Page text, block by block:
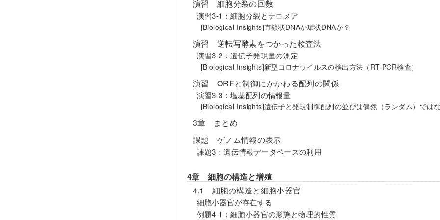
演習 細胞分裂の回数
演習3-1：細胞分裂とテロメア
[Biological Insights]直鎖状DNAか環状DNAか？
演習 逆転写酵素をつかった検査法
演習3-2：遺伝子発現量の測定
[Biological Insights]新型コロナウイルスの検出方法（RT-PCR検査）
演習 ORFと制御にかかわる配列の関係
演習3-3：塩基配列の情報量
[Biological Insights]遺伝子と発現制御配列の並びは偶然（ランダム）では
3章 まとめ
課題 ゲノム情報の表示
課題3：遺伝情報データベースの利用
4章 細胞の構造と増殖
4.1 細胞の構造と細胞小器官
細胞小器官が存在する
例題4-1：細胞小器官の形態と物理的性質